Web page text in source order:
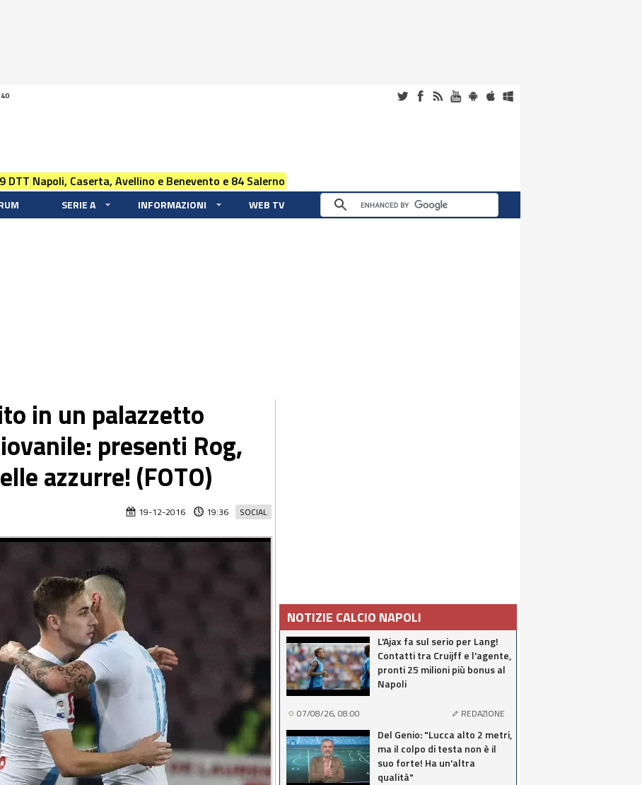
DTT Napoli, Caserta, Avellino e Benevento e 84 Salerno
SERIE A INFORMAZIONI WEB TV
in un palazzetto
presenti Rog,
azzurre! (FOTO)
SOCIAL
19-12-2016 19:36
NOTIZIE CALCIO NAPOLI
L'Ajax fa sul serio per Lang!
Contatti tra Cruijff e l'agente,
pronti 25 milioni più bonus al
Napoli
07/08/26, 08:00 REDAZIONE
Del Genio: "Lucca alto 2 metri,
ma il colpo di testa non è il
suo forte! Ha un'altra
qualità"